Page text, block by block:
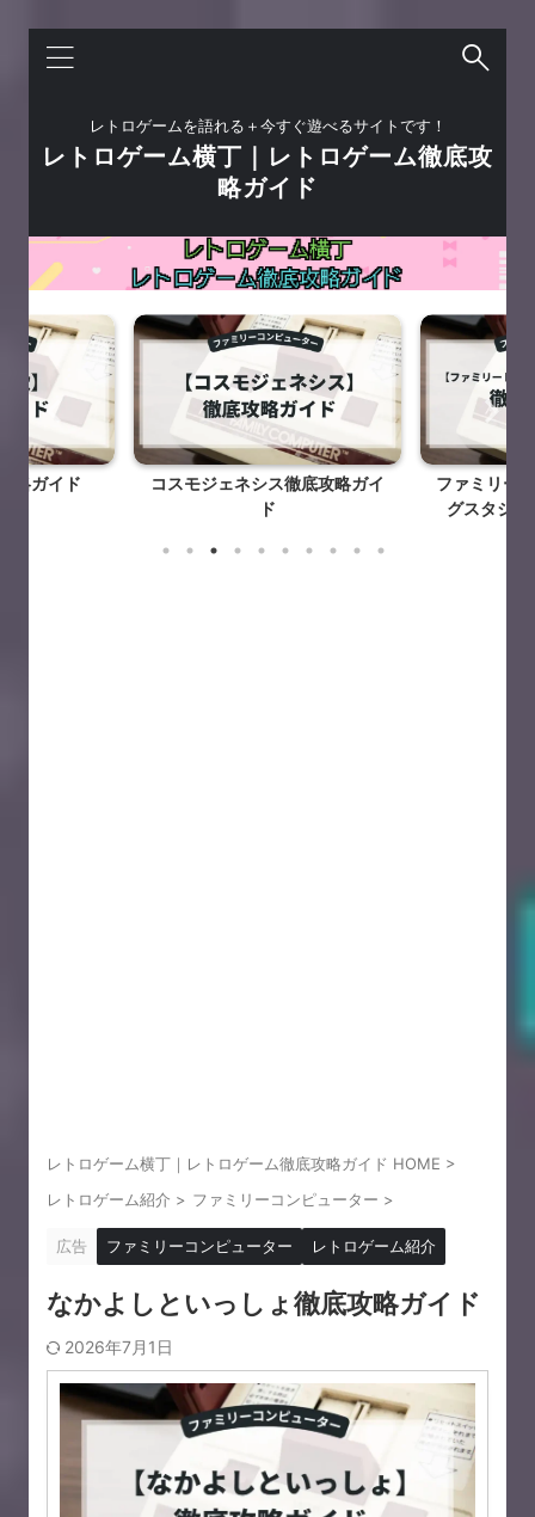
レトロゲームを語れる＋今すぐ遊べるサイトです！
レトロゲーム横丁｜レトロゲーム徹底攻
略ガイド
略ガイド
コスモジェネシス徹底攻略ガイ
ド
ファミリー
グスタジ
レトロゲーム横丁｜レトロゲーム徹底攻略ガイド HOME >
レトロゲーム紹介 > ファミリーコンピューター >
広告 ファミリーコンピューター レトロゲーム紹介
なかよしといっしょ徹底攻略ガイド
2026年7月1日